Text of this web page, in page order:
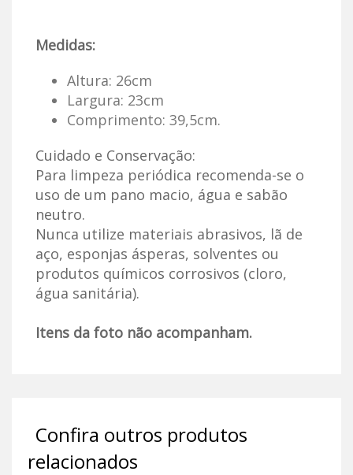
Medidas:
Altura: 26cm
Largura: 23cm
Comprimento: 39,5cm.
Cuidado e Conservação:
Para limpeza periódica recomenda-se o
uso de um pano macio, água e sabão
neutro.
Nunca utilize materiais abrasivos, lã de
aço, esponjas ásperas, solventes ou
produtos químicos corrosivos (cloro,
gua sanitária).
Itens da foto não acompanham.
Confira outros produtos
relacionados